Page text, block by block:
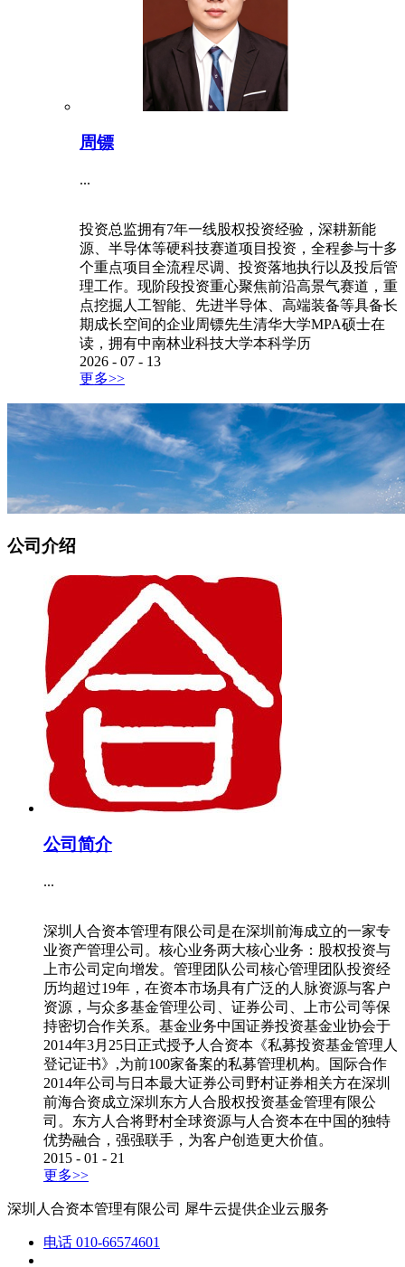
周镖
...
投资总监拥有7年一线股权投资经验，深耕新能
源、半导体等硬科技赛道项目投资，全程参与十多
个重点项目全流程尽调、投资落地执行以及投后管
理工作。现阶段投资重心聚焦前沿高景气赛道，重
点挖掘人工智能、先进半导体、高端装备等具备长
期成长空间的企业周镖先生清华大学MPA硕士在
读，拥有中南林业科技大学本科学历
2026 - 07 - 13
更多>>
公司介绍
公司简介
...
深圳人合资本管理有限公司是在深圳前海成立的一家专
业资产管理公司。核心业务两大核心业务：股权投资与
上市公司定向增发。管理团队公司核心管理团队投资经
历均超过19年，在资本市场具有广泛的人脉资源与客户
资源，与众多基金管理公司、证券公司、上市公司等保
持密切合作关系。基金业务中国证券投资基金业协会于
2014年3月25日正式授予人合资本《私募投资基金管理人
登记证书》,为前100家备案的私募管理机构。国际合作
2014年公司与日本最大证券公司野村证券相关方在深圳
前海合资成立深圳东方人合股权投资基金管理有限公
司。东方人合将野村全球资源与人合资本在中国的独特
优势融合，强强联手，为客户创造更大价值。
2015 - 01 - 21
更多>>
深圳人合资本管理有限公司 犀牛云提供企业云服务
电话 010-66574601